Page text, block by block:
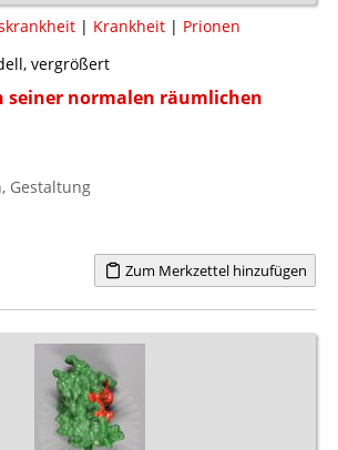
| Krankheit | Prionen
vergrößert
seiner normalen räumlichen
Gestaltung
Zum Merkzettel hinzufügen